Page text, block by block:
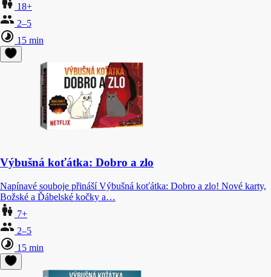
18+
2–5
15 min
Výbušná koťátka: Dobro a zlo
Napínavé souboje přináší Výbušná koťátka: Dobro a zlo! Nové karty,
Božské a Ďábelské kočky a…
7+
2–5
15 min